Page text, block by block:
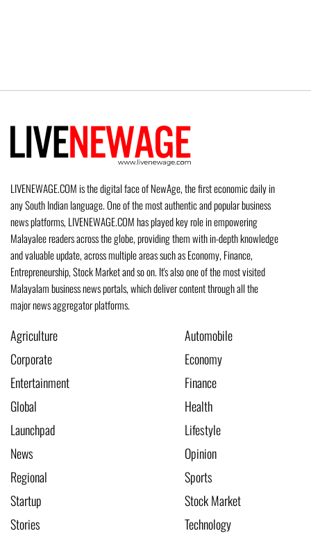
LIVENEWAGE.COM is the digital face of NewAge, the first economic daily in
any South Indian language. One of the most authentic and popular business
news platforms, LIVENEWAGE.COM has played key role in empowering
Malayalee readers across the globe, providing them with in-depth knowledge
and valuable update, across multiple areas such as Economy, Finance,
Entrepreneurship, Stock Market and so on. It's also one of the most visited
Malayalam business news portals, which deliver content through all the
major news aggregator platforms.
Agriculture
Automobile
Corporate
Economy
Entertainment
Finance
Global
Health
Launchpad
Lifestyle
News
Opinion
Regional
Sports
Startup
Stock Market
Stories
Technology